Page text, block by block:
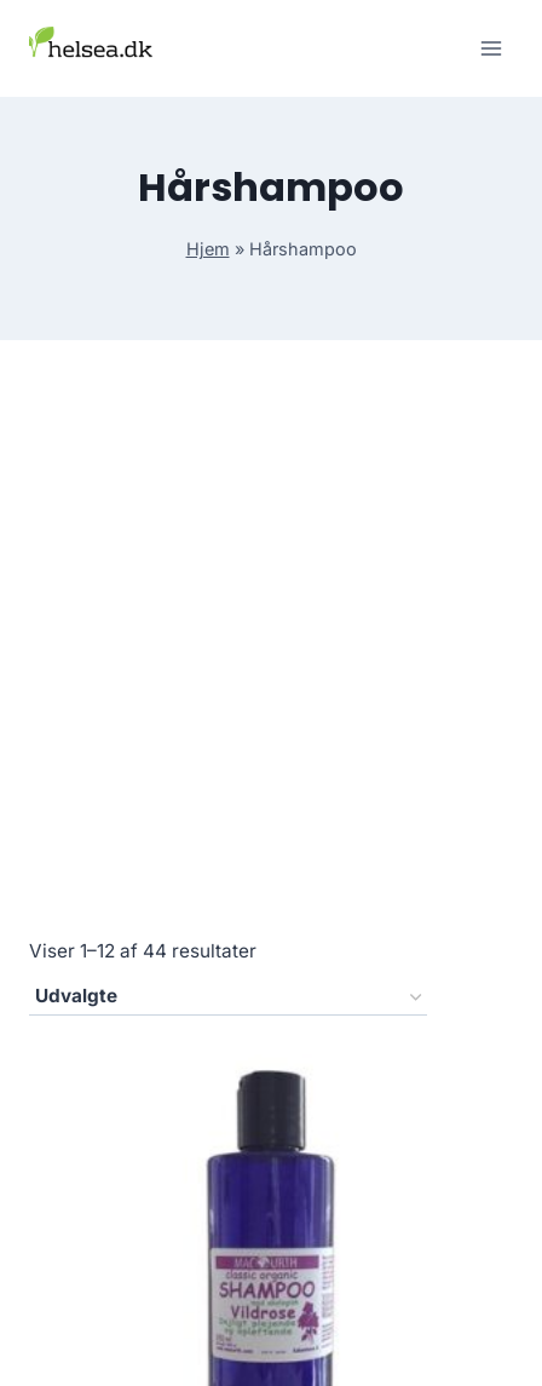
Hårshampoo
Hjem » Hårshampoo
Viser 1–12 af 44 resultater